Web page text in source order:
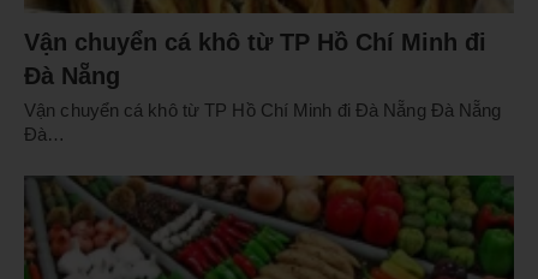
Vận chuyển cá khô từ TP Hồ Chí Minh đi
Đà Nẵng
Vận chuyển cá khô từ TP Hồ Chí Minh đi Đà Nẵng Đà Nẵng
Đà…